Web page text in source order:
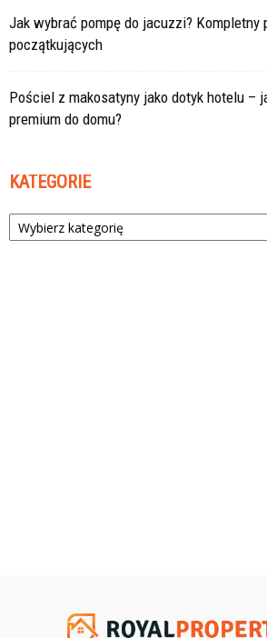
Jak wybrać pompę do jacuzzi? Kompletny
początkujących
Pościel z makosatyny jako dotyk hotelu –
premium do domu?
KATEGORIE
Kategorie